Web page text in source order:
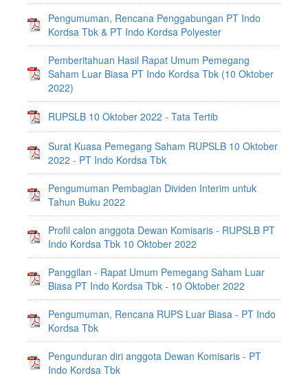
Pengumuman, Rencana Penggabungan PT Indo
Kordsa Tbk & PT Indo Kordsa Polyester
Pemberitahuan Hasil Rapat Umum Pemegang
Saham Luar Biasa PT Indo Kordsa Tbk (10 Oktober
2022)
RUPSLB 10 Oktober 2022 - Tata Tertib
Surat Kuasa Pemegang Saham RUPSLB 10 Oktober
2022 - PT Indo Kordsa Tbk
Pengumuman Pembagian Dividen Interim untuk
Tahun Buku 2022
Profil calon anggota Dewan Komisaris - RUPSLB PT
Indo Kordsa Tbk 10 Oktober 2022
Panggilan - Rapat Umum Pemegang Saham Luar
Biasa PT Indo Kordsa Tbk - 10 Oktober 2022
Pengumuman, Rencana RUPS Luar Biasa - PT Indo
Kordsa Tbk
Pengunduran diri anggota Dewan Komisaris - PT
Indo Kordsa Tbk